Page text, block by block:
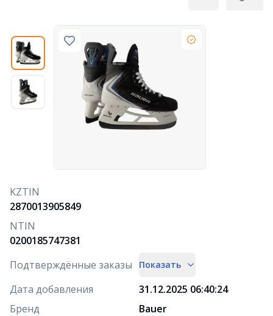
KZTIN
2870013905849
NTIN
0200185747381
Подтверждённые заказы
Показать
Дата добавления
31.12.2025 06:40:24
Бренд
Bauer